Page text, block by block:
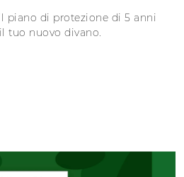
piano di protezione di 5 anni
tuo nuovo divano.